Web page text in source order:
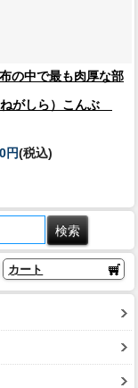
の中で最も肉厚な部
がしら）こんぶ
円(税込)
カート